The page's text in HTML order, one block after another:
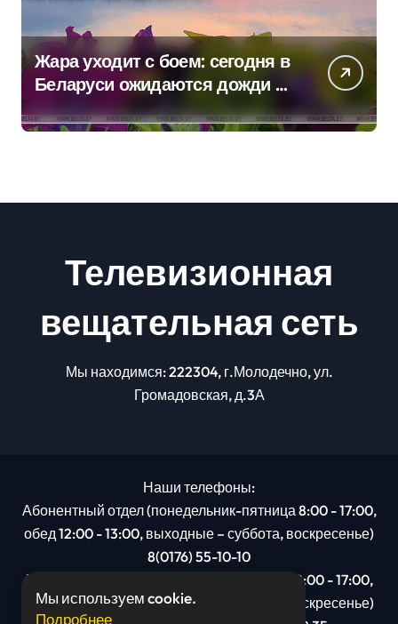
Жара уходит с боем: сегодня в
Беларуси ожидаются дожди и
грозы
Телевизионная
вещательная сеть
Мы находимся: 222304, г.Молодечно, ул.
Громадовская, д.3А
Наши телефоны:
Абонентный отдел (понедельник-пятница 8:00 - 17:00,
обед 12:00 - 13:00, выходные – суббота, воскресенье)
8(0176) 55-10-10
Рекламный отдел (понедельник-пятница 8:00 - 17:00,
обед 12:00 - 13:00, выходные – суббота, воскресенье)
Мы используем cookie.
Подробнее